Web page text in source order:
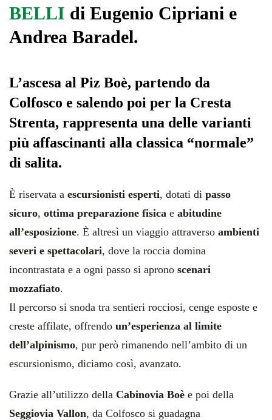
BELLI di Eugenio Cipriani e
Andrea Baradel.
L’ascesa al Piz Boè, partendo da
Colfosco e salendo poi per la Cresta
Strenta, rappresenta una delle varianti
più affascinanti alla classica “normale”
di salita.
È riservata a escursionisti esperti, dotati di passo
sicuro, ottima preparazione fisica e abitudine
all’esposizione. È altresì un viaggio attraverso ambienti
severi e spettacolari, dove la roccia domina
incontrastata e a ogni passo si aprono scenari
mozzafiato.
Il percorso si snoda tra sentieri rocciosi, cenge esposte e
creste affilate, offrendo un’esperienza al limite
dell’alpinismo, pur però rimanendo nell’ambito di un
escursionismo, diciamo così, avanzato.
Grazie all’utilizzo della Cabinovia Boè e poi della
Seggiovia Vallon, da Colfosco si guadagna